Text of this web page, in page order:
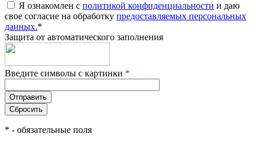
Я ознакомлен с политикой конфиденциальности и даю
свое согласие на обработку предоставляемых персональных
данных.*
Защита от автоматического заполнения
Введите символы с картинки *
* - обязательные поля